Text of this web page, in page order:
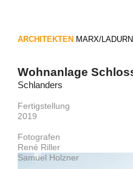
ARCHITEKTEN MARX/
Wohnanlage
Schlanders
Fertigstellung
2019
Fotografen
René Riller
Samuel Holzner